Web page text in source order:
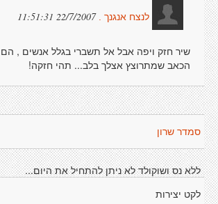
לנצח אנגנך .22/7/2007 11:51:31
שיר חזק ויפה אבל אל תשברי בגלל אנשים ,
הכאב שמתרוצץ אצלך בלב... תהי חזקה!
סמדר שרון
ללא נס ושוקולד לא ניתן להתחיל את היום...
לקט יצירות